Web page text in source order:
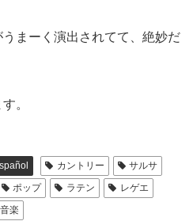
まーく演出されてて、絶妙だ
。
カントリー
サルサ
ポップ ラテン
レゲエ
音楽